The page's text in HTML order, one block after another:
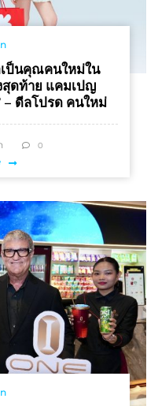
ป็นคุณคนใหม่ใน
สุดท้าย แคมเปญ
– ดีลโปรด คนใหม่
0